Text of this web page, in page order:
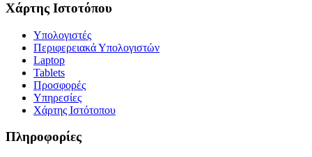
Χάρτης Ιστοτόπου
Υπολογιστές
Περιφερειακά Υπολογιστών
Laptop
Tablets
Προσφορές
Υπηρεσίες
Χάρτης Ιστότοπου
Πληροφορίες